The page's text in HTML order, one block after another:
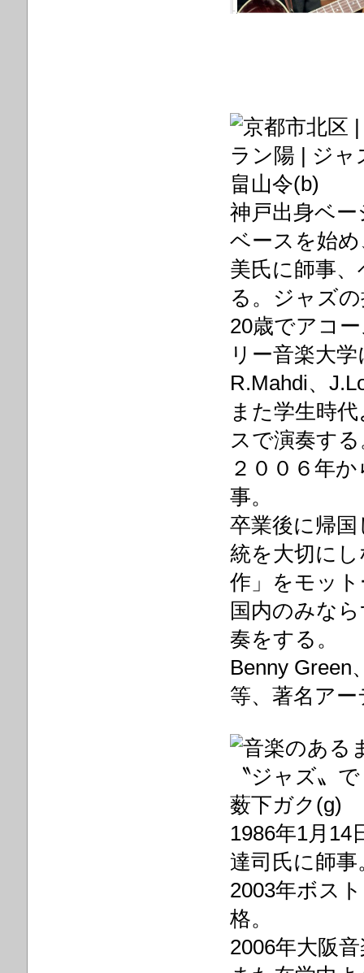
畠山令(b)
神戸出身ベ
ベースを始
美氏に師事
る。ジャズ
20歳でアコ
リー音楽大
R.Mahdi、
また学生時
スで演奏す
２００６年
事。
卒業後に帰
統を大切に
作」をモッ
国内のみな
奏をする。
Benny Green
等、著名ア
薮下ガク(g)
1986年1月14
達司氏に師事
2003年ボス
格。
2006年大阪